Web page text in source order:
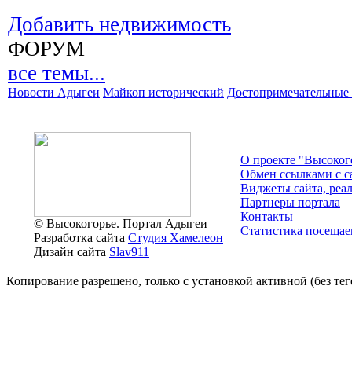
Добавить недвижимость
ФОРУМ
все темы...
Новости Адыгеи Майкоп исторический Достопримечательные
© Высокогорье. Портал Адыгеи
Разработка сайта Студия Хамелеон
Дизайн сайта Slav911
О проекте
Обмен ссылками c
Виджеты сайта,
Партнеры портала
Контакты
Статистика
Копирование разрешено, только с установкой активной (без